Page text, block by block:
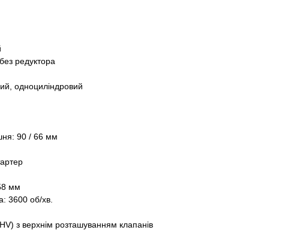
редуктора
одноциліндровий
90 / 66 мм
мм
3600 об/хв.
з верхнім розташуванням клапанів